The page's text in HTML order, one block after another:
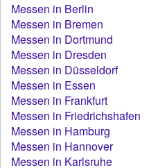
Messen in Berlin
Messen in Bremen
Messen in Dortmund
Messen in Dresden
Messen in Düsseldorf
Messen in Essen
Messen in Frankfurt
Messen in Friedrichshafen
Messen in Hamburg
Messen in Hannover
Messen in Karlsruhe